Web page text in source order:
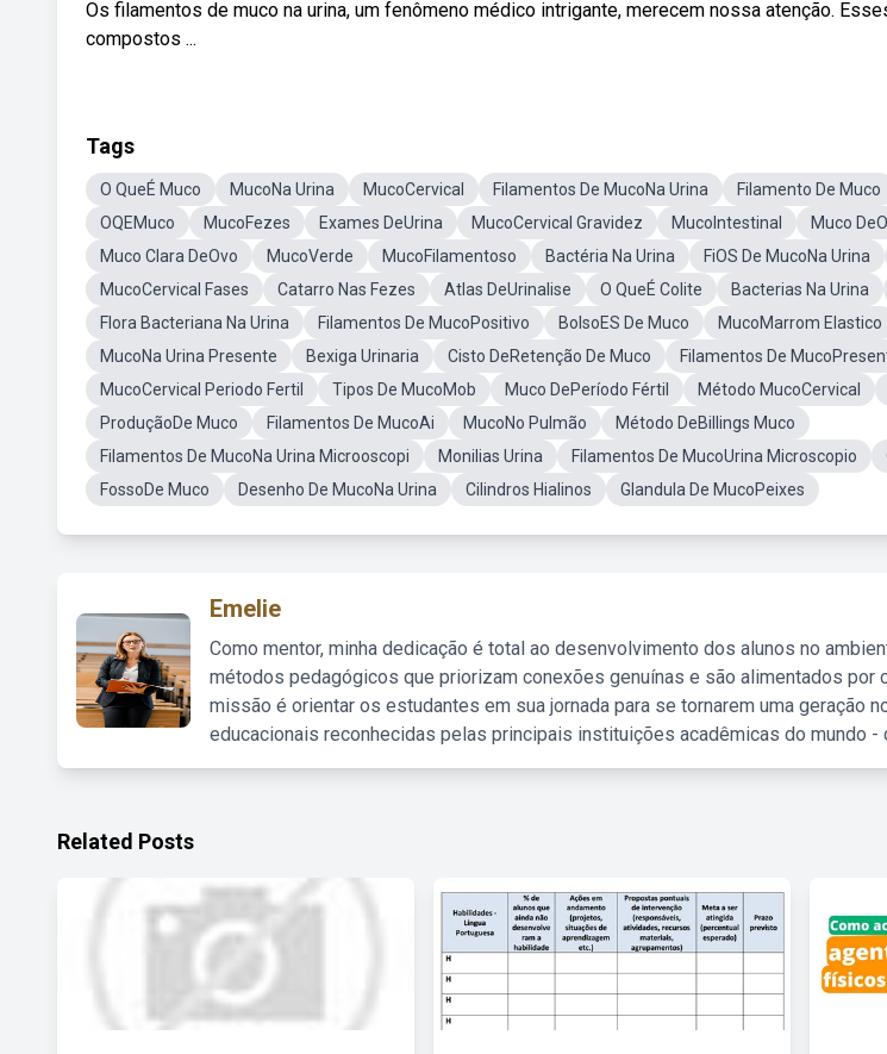
Os filamentos de muco na urina, um fenômeno médico intrigante, merecem nossa atenção.
compostos ...
Tags
O QueÉ Muco MucoNa Urina MucoCervical Filamentos De MucoNa Urina Filamento De Muco
OQEMuco
MucoFezes Exames DeUrina MucoCervical Gravidez MucoIntestinal
Muco
Muco Clara DeOvo
MucoVerde MucoFilamentoso Bactéria Na Urina FiOS De MucoNa Urina
MucoCervical Fases
Catarro Nas Fezes Atlas DeUrinalise O QueÉ Colite Bacterias Na Urina
Flora Bacteriana Na Urina
Filamentos De MucoPositivo BolsoES De Muco MucoMarrom Elastico
MucoNa Urina Presente
Bexiga Urinaria Cisto DeRetenção De Muco
Filamentos De
MucoCervical Periodo Fertil
Tipos De MucoMob Muco DePeríodo Fértil Método MucoCervical
ProduçãoDe Muco
Filamentos De MucoAi MucoNo Pulmão
Método DeBillings Muco
Filamentos De MucoNa Urina Microoscopi
Monilias Urina Filamentos De MucoUrina Microscopio
FossoDe Muco
Desenho De MucoNa Urina Cilindros Hialinos Glandula De MucoPeixes
Emelie
Como mentor, minha dedicação é total ao desenvolvimento dos alunos no
métodos pedagógicos que priorizam conexões genuínas e são alimentados por
missão é orientar os estudantes em sua jornada para se tornarem uma geração
educacionais reconhecidas pelas principais instituições acadêmicas do mundo -
Related Posts